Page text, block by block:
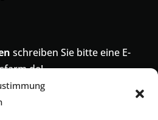
schreiben Sie bitte eine E-
!
unter der Nummer